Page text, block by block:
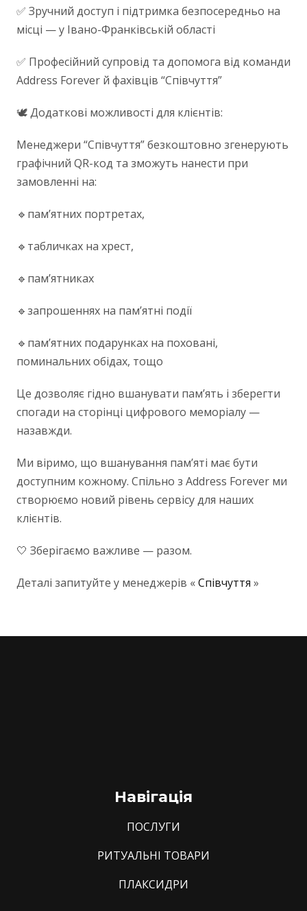
✅ Зручний доступ і підтримка безпосередньо на
місці — у Івано-Франківській області
✅ Професійний супровід та допомога від команди
Address Forever й фахівців “Співчуття”
🕊️ Додаткові можливості для клієнтів:
Менеджери “Співчуття” безкоштовно згенерують
графічний QR-код та зможуть нанести при
замовленні на:
🔹пам’ятних портретах,
🔹табличках на хрест,
🔹пам’ятниках
🔹запрошеннях на пам’ятні події
🔹пам’ятних подарунках на поховані,
поминальних обідах, тощо
Це дозволяє гідно вшанувати пам’ять і зберегти
спогади на сторінці цифрового меморіалу —
назавжди.
Ми віримо, що вшанування пам’яті має бути
доступним кожному. Спільно з Address Forever ми
створюємо новий рівень сервісу для наших
клієнтів.
🤍 Зберігаємо важливе — разом.
Деталі запитуйте у менеджерів «Співчуття »
Навігація
ПОСЛУГИ
РИТУАЛЬНІ ТОВАРИ
ПЛАКСИДРИ